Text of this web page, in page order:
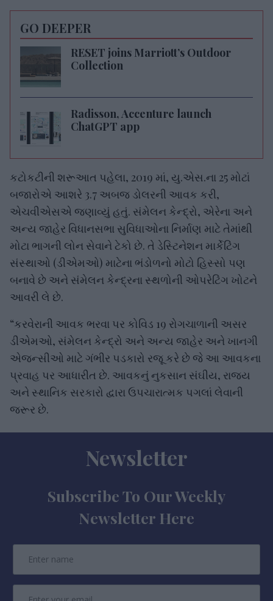
GO DEEPER
RESET joins Marriott’s Outdoor
Collection
Radisson, Accenture launch
ChatGPT app
કટોકટીની શરૂઆત પહેલા, 2019 માં, યુ.એસ.ના 25 મોટાં
બજારોએ આશરે 3.7 અબજ ડોલરની આવક કરી,
એચવીએસએ જણાવ્યું હતું. સંમેલન કેન્દ્રો, એરેના અને
અન્ય જાહેર વિધાનસભા સુવિધાઓના નિર્માણ માટે તેમાંથી
મોટા ભાગની લોન સેવાને ટેકો છે. તે ડેસ્ટિનેશન માર્કેટિંગ
સંસ્થાઓ (ડીએમઓ) માટેના ભંડોળનો મોટો હિસ્સો પણ
બનાવે છે અને સંમેલન કેન્દ્રના સ્થળોની ઓપરેટિંગ ખોટને
આવરી લે છે.
“કરવેરાની આવક ભરવા પર કોવિડ 19 રોગચાળાની અસર
ડીએમઓ, સંમેલન કેન્દ્રો અને અન્ય જાહેર અને ખાનગી
એજન્સીઓ માટે ગંભીર પડકારો રજૂ કરે છે જે આ આવકના
પ્રવાહ પર આધારીત છે. આવકનું નુકસાન સંઘીય, રાજ્ય
અને સ્થાનિક સરકારો દ્વારા ઉપચારાત્મક પગલાં લેવાની
જરૂર છે.
Newsletter
Subscribe To Our Weekly
Newsletter Here